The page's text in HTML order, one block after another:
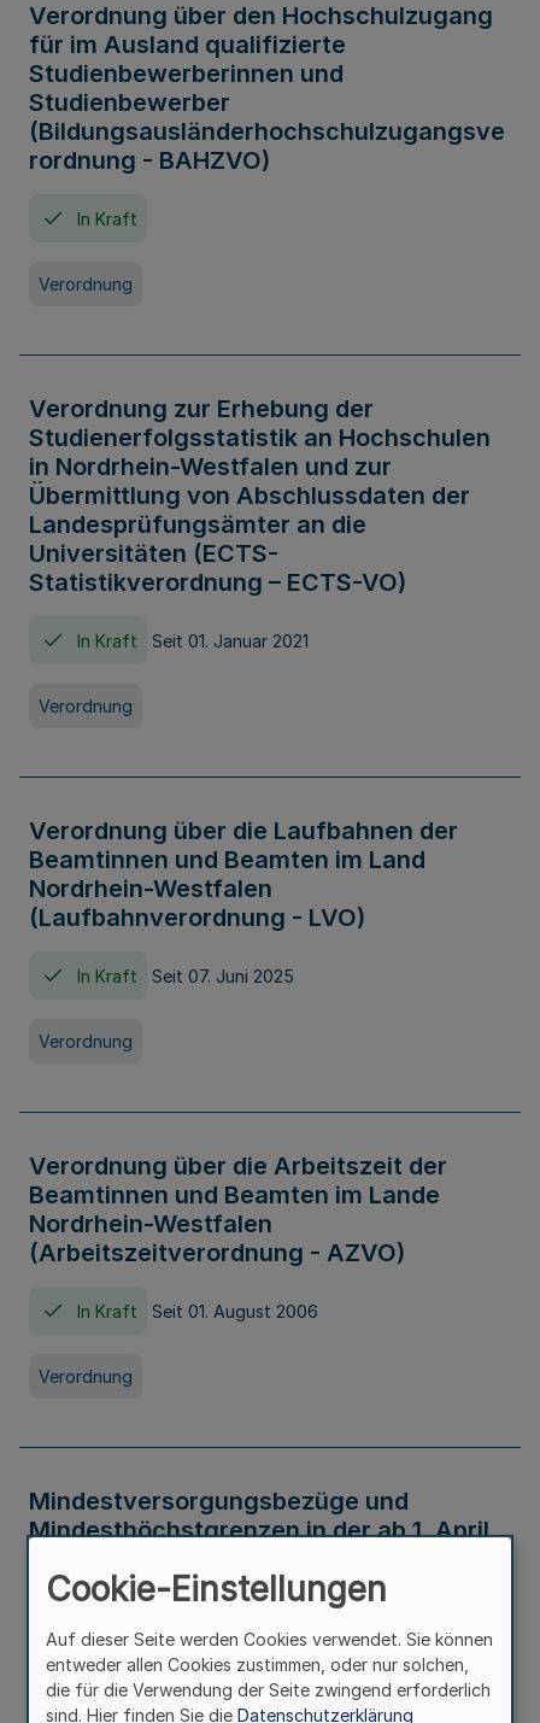
Verordnung über den Hochschulzugang
für im Ausland qualifizierte
Studienbewerberinnen und
Studienbewerber
(Bildungsausländerhochschulzugangsve
rordnung - BAHZVO)
In Kraft
Verordnung
Verordnung zur Erhebung der
Studienerfolgsstatistik an Hochschulen
in Nordrhein-Westfalen und zur
Übermittlung von Abschlussdaten der
Landesprüfungsämter an die
Universitäten (ECTS-
Statistikverordnung – ECTS-VO)
In Kraft Seit 01. Januar 2021
Verordnung
Verordnung über die Laufbahnen der
Beamtinnen und Beamten im Land
Nordrhein-Westfalen
(Laufbahnverordnung - LVO)
In Kraft Seit 07. Juni 2025
Verordnung
Verordnung über die Arbeitszeit der
Beamtinnen und Beamten im Lande
Nordrhein-Westfalen
(Arbeitszeitverordnung - AZVO)
In Kraft Seit 01. August 2006
Verordnung
Mindestversorgungsbezüge und
Mindesthöchstgrenzen in der ab 1. April
Verwaltungsvorschrift
Cookie-Einstellungen
Auf dieser Seite werden Cookies verwendet. Sie können
entweder allen Cookies zustimmen, oder nur solchen,
die für die Verwendung der Seite zwingend erforderlich
sind. Hier finden Sie die Datenschutzerklärung